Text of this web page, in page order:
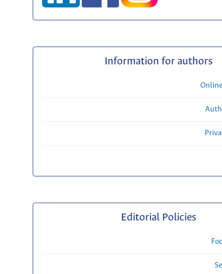
Information for authors
Editorial Policies